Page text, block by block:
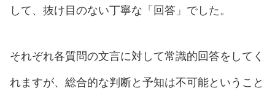
して、抜け目のない丁寧な「回答」でした。
それぞれ各質問の文言に対して常識的回答をしてく
れますが、総合的な判断と予知は不可能ということ